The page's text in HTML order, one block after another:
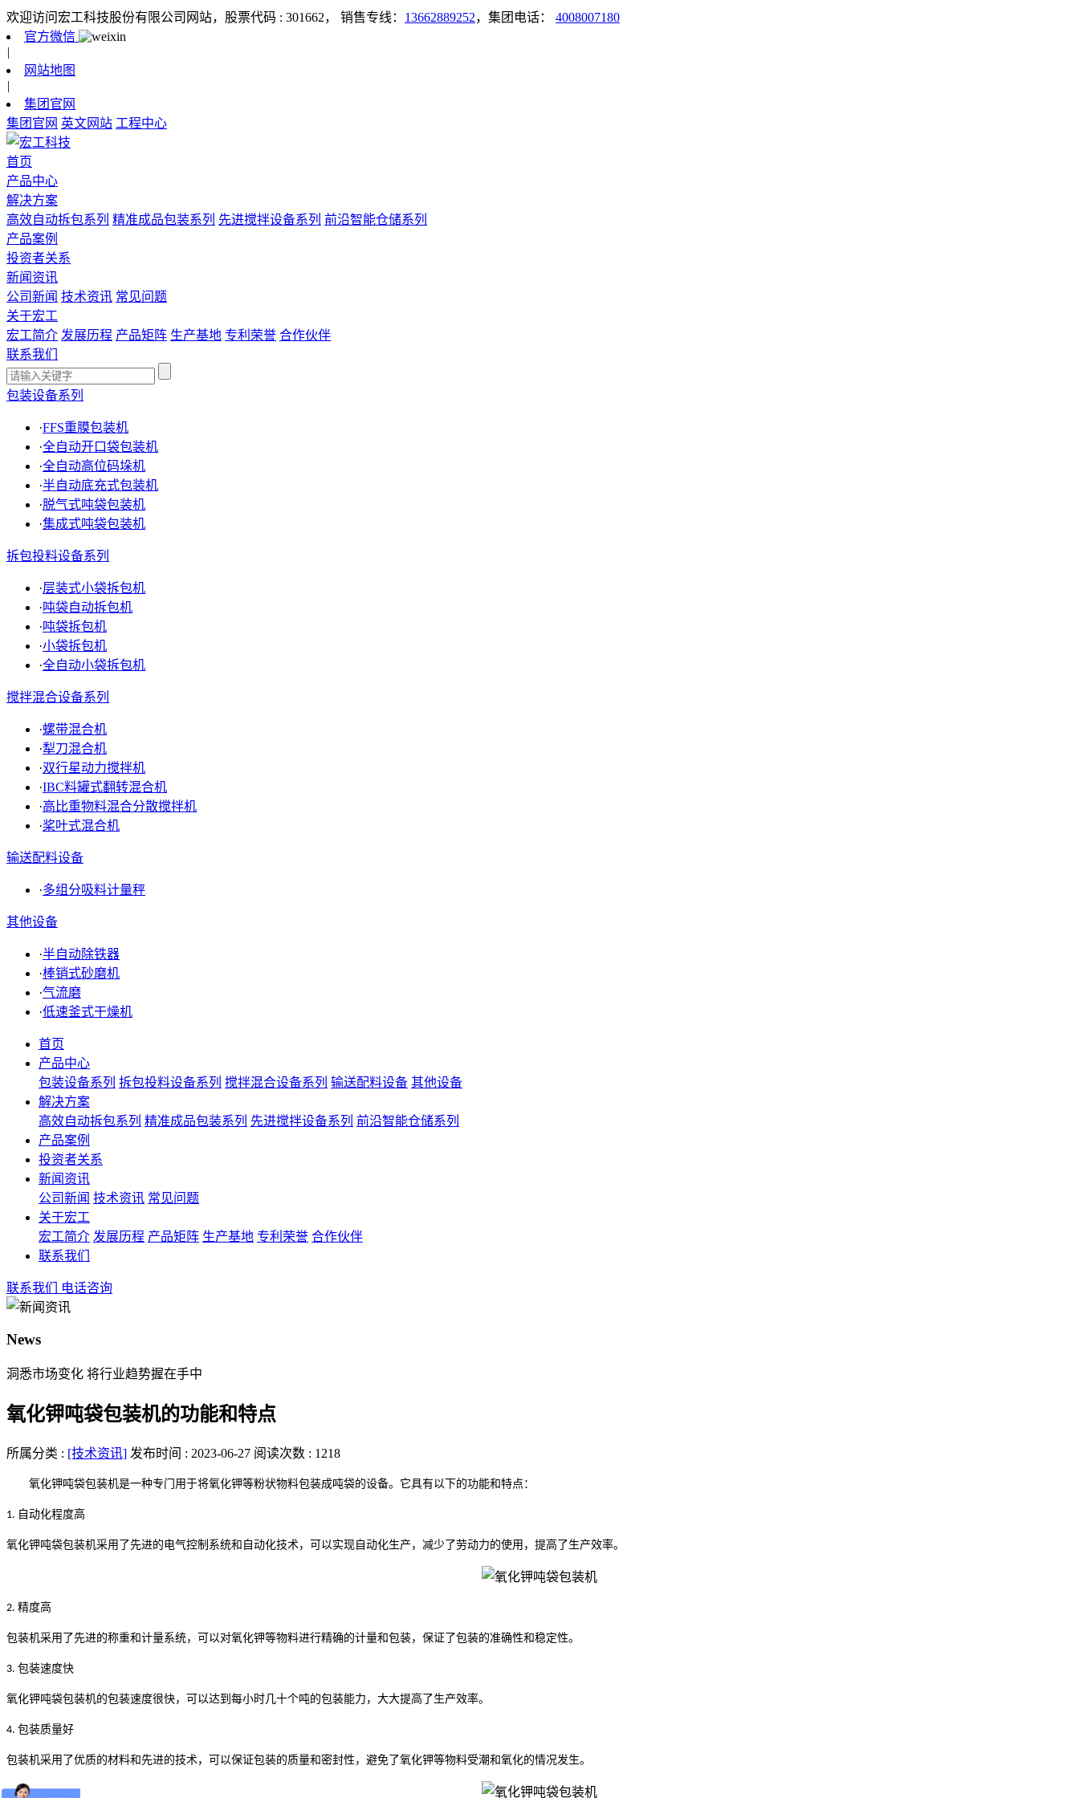
欢迎访问宏工科技股份有限公司网站，股票代码 : 301662， 销售专线： 13662889252，集团电话： 4008007180
官方微信
|
网站地图
|
集团官网
集团官网 英文网站 工程中心
首页
产品中心
解决方案
高效自动拆包系列 精准成品包装系列 先进搅拌设备系列 前沿智能仓储系列
产品案例
投资者关系
新闻资讯
公司新闻 技术资讯 常见问题
关于宏工
宏工简介 发展历程 产品矩阵 生产基地 专利荣誉 合作伙伴
联系我们
包装设备系列
·FFS重膜包装机
·全自动开口袋包装机
·全自动高位码垛机
·半自动底充式包装机
·脱气式吨袋包装机
·集成式吨袋包装机
拆包投料设备系列
·层装式小袋拆包机
·吨袋自动拆包机
·吨袋拆包机
·小袋拆包机
·全自动小袋拆包机
搅拌混合设备系列
·螺带混合机
·犁刀混合机
·双行星动力搅拌机
·IBC料罐式翻转混合机
·高比重物料混合分散搅拌机
·桨叶式混合机
输送配料设备
·多组分吸料计量秤
其他设备
·半自动除铁器
·棒销式砂磨机
·气流磨
·低速釜式干燥机
首页
产品中心
包装设备系列 拆包投料设备系列 搅拌混合设备系列 输送配料设备 其他设备
解决方案
高效自动拆包系列 精准成品包装系列 先进搅拌设备系列 前沿智能仓储系列
产品案例
投资者关系
新闻资讯
公司新闻 技术资讯 常见问题
关于宏工
宏工简介 发展历程 产品矩阵 生产基地 专利荣誉 合作伙伴
联系我们
联系我们 电话咨询
News
洞悉市场变化 将行业趋势握在手中
氧化钾吨袋包装机的功能和特点
所属分类 : [技术资讯] 发布时间 : 2023-06-27 阅读次数 : 1218
氧化钾吨袋包装机是一种专门用于将氧化钾等粉状物料包装成吨袋的设备。它具有以下的功能和特点：
1. 自动化程度高
氧化钾吨袋包装机采用了先进的电气控制系统和自动化技术，可以实现自动化生产，减少了劳动力的使用，提高了生产效率。
2. 精度高
包装机采用了先进的称重和计量系统，可以对氧化钾等物料进行精确的计量和包装，保证了包装的准确性和稳定性。
3. 包装速度快
氧化钾吨袋包装机的包装速度很快，可以达到每小时几十个吨的包装能力，大大提高了生产效率。
4. 包装质量好
包装机采用了优质的材料和先进的技术，可以保证包装的质量和密封性，避免了氧化钾等物料受潮和氧化的情况发生。